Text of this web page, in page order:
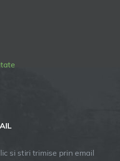
si stiri trimise prin email